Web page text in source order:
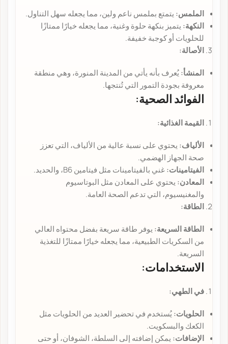
الملمس: يتمتع بملمس ناعم ولين، مما يجعله سهل التناول.
النكهة: يتميز بنكهة حلوة وغنية، مما يجعله خيارًا ممتازًا
للحلويات أو كوجبة خفيفة.
الأصالة:
المنشأ:يُعرف بأنه يأتي من المدينة المنورة، وهي منطقة
معروفة بجودة التمور التي تُنتجها.
الفوائد الصحية:
القيمة الغذائية:
الألياف: يحتوي على نسبة عالية من الألياف، التي تعزز
صحة الجهاز الهضمي.
الفيتامينات:غني بالفيتامينات مثل فيتامين B6، والحديد.
المعادن: يحتوي على المعادن مثل البوتاسيوم
والمغنيسيوم، التي تدعم الصحة العامة.
الطاقة:
الطاقة السريعة: يوفر طاقة سريعة بفضل محتواه العالي
من السكريات الطبيعية، مما يجعله خيارًا ممتازًا للتغذية
السريعة.
الاستخدامات:
في الطهي:
الحلويات:يُستخدم في تحضير العديد من الحلويات مثل
الكعك والبسكويت.
الإضافات: يمكن إضافته إلى السلطة، الشوفان، أو حتى